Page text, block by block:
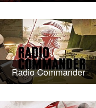
Radio Commander